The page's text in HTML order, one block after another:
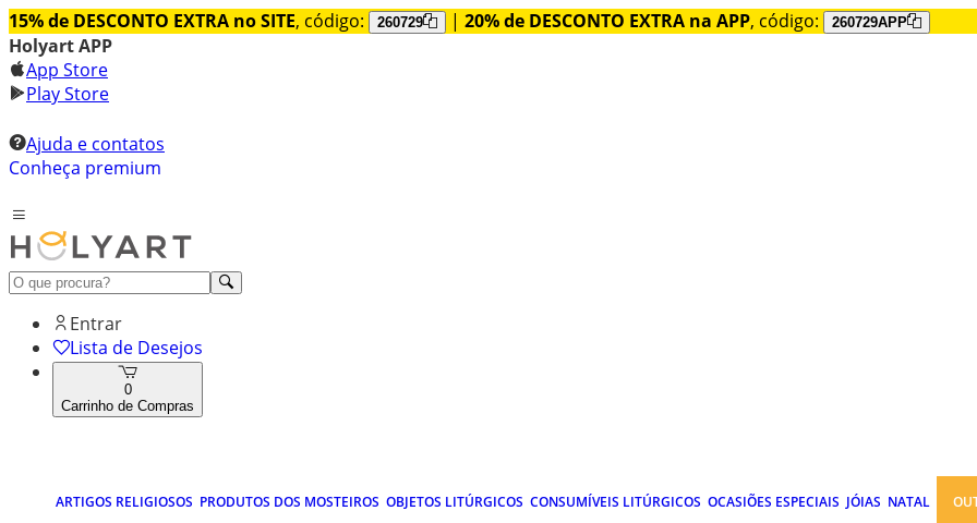
15% de DESCONTO EXTRA no SITE, código: 260729 | 20% de DESCONTO EXTRA na APP, código: 260729APP
Holyart APP
App Store
Play Store
Ajuda e contatos
Conheça premium
Entrar
Lista de Desejos
0
Carrinho de Compras
ARTIGOS RELIGIOSOS PRODUTOS DOS MOSTEIROS OBJETOS LITÚRGICOS CONSUMÍVEIS LITÚRGICOS OCASIÕES ESPECIAIS JÓIAS NATAL